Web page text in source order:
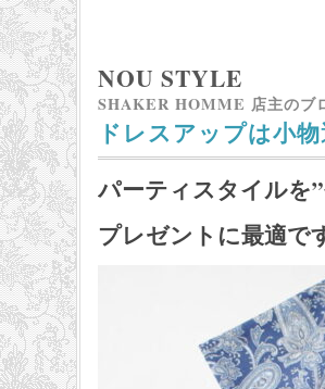
NOU STYLE
SHAKER HOMME 店主のブ
ドレスアップは小
パーティスタイルを
プレゼントに最適で